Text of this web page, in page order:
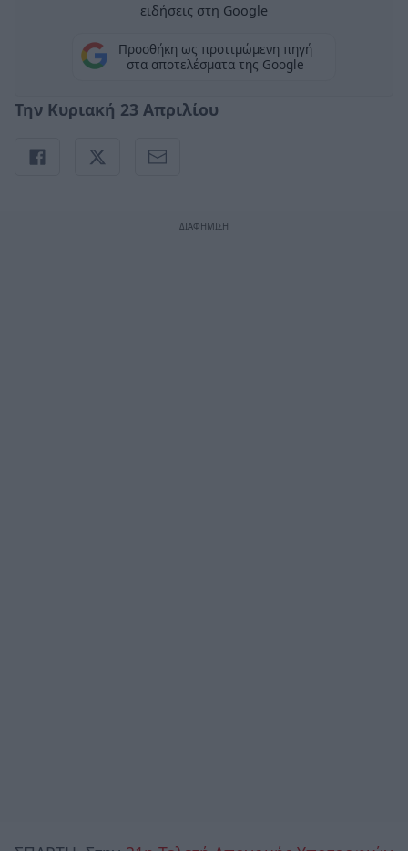
ειδήσεις στη Google
Προσθήκη ως προτιμώμενη πηγή
στα αποτελέσματα της Google
Την Κυριακή 23 Απριλίου